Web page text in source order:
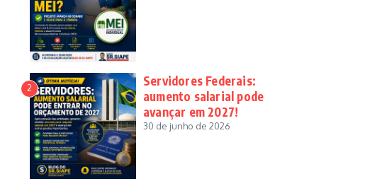
2
Servidores Federais:
aumento salarial pode
avançar em 2027!
30 de junho de 2026